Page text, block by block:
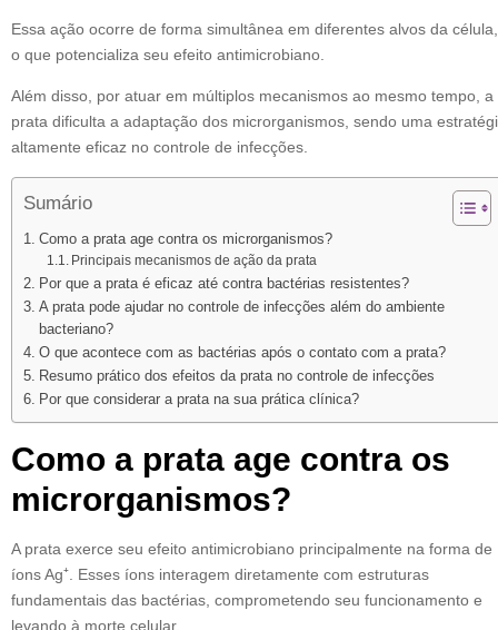
Essa ação ocorre de forma simultânea em diferentes alvos da célula,
o que potencializa seu efeito antimicrobiano.
Além disso, por atuar em múltiplos mecanismos ao mesmo tempo, a
prata dificulta a adaptação dos microrganismos, sendo uma
altamente eficaz no controle de infecções.
Sumário
Como a prata age contra os microrganismos?
Principais mecanismos de ação da prata
Por que a prata é eficaz até contra bactérias resistentes?
A prata pode ajudar no controle de infecções além do ambiente
bacteriano?
O que acontece com as bactérias após o contato com a prata?
Resumo prático dos efeitos da prata no controle de infecções
Por que considerar a prata na sua prática clínica?
Como a prata age contra os
microrganismos?
A prata exerce seu efeito antimicrobiano principalmente na forma de
íons Ag⁺. Esses íons interagem diretamente com estruturas
fundamentais das bactérias, comprometendo seu funcionamento e
levando à morte celular.